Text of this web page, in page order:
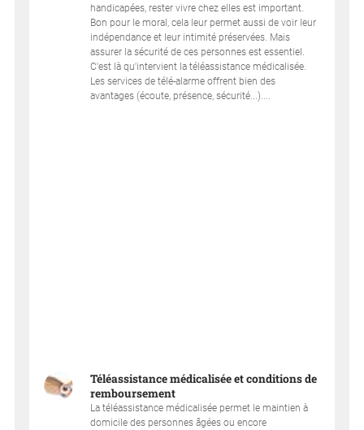
handicapées, rester vivre chez elles est important.
Bon pour le moral, cela leur permet aussi de voir leur
indépendance et leur intimité préservées. Mais
assurer la sécurité de ces personnes est essentiel.
C'est là qu'intervient la téléassistance médicalisée.
Les services de télé-alarme offrent bien des
avantages (écoute, présence, sécurité...)....
Téléassistance médicalisée et conditions de
remboursement
La téléassistance médicalisée permet le maintien à
domicile des personnes âgées ou encore